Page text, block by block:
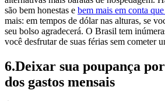
são bem honestas e bem mais em conta
mais: em tempos de dólar nas alturas, se
seu bolso agradecerá. O Brasil tem
você desfrutar de suas férias sem cometer
6.Deixar sua poupança
dos gastos mensais